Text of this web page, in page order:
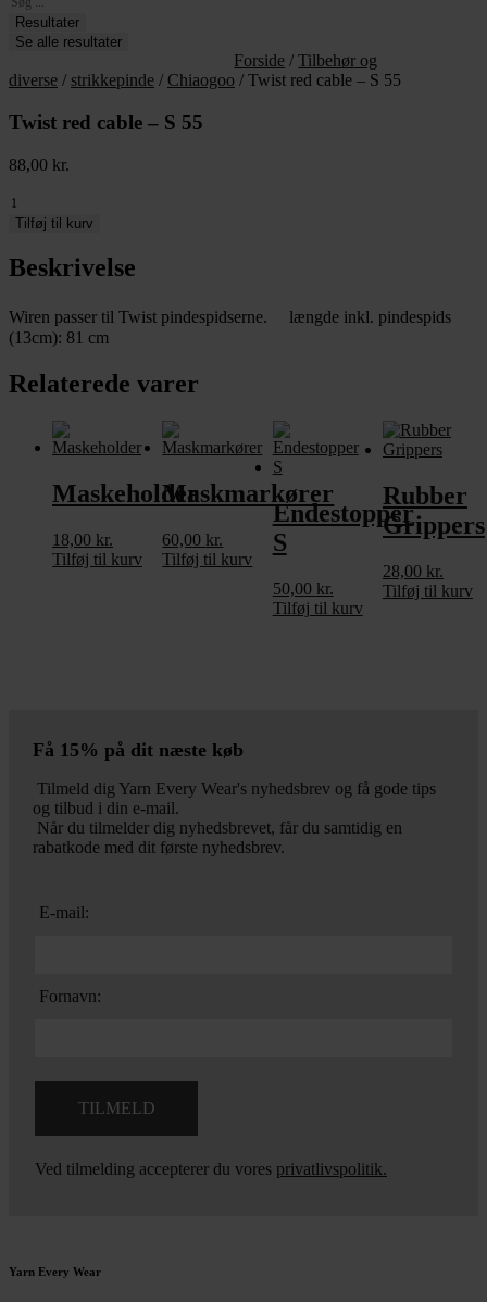
...Resultater
Se alle resultater
Forside /Tilbehør og
diverse / strikkepinde / Chiaogoo / Twist red cable – S 55
Twist red cable – S 55
88,00 kr.
Twist
red
-
S
antal
Tilføj til kurv
Beskrivelse
Wiren passer til Twist pindespidserne. længde inkl. pindespids
(13cm): 81 cm
Relaterede varer
Maskeholder
18,00 kr.
Tilføj til kurv
Maskmarkører
60,00 kr.
Tilføj til kurv
Endestopper
S
50,00 kr.
Tilføj til kurv
Rubber
Grippers
28,00 kr.
Tilføj til kurv
Få 15% på dit næste køb
Tilmeld dig Yarn Every Wear's nyhedsbrev og få gode tips
og tilbud i din e-mail.
Når du tilmelder dig nyhedsbrevet, får du samtidig en
rabatkode med dit første nyhedsbrev.
E-mail:
Fornavn:
Ved tilmelding accepterer du vores privatlivspolitik.
Yarn Every Wear